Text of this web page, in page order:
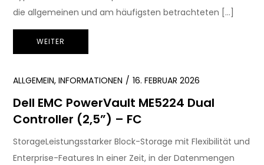
die allgemeinen und am häufigsten betrachteten […]
WEITER
ALLGEMEIN,INFORMATIONEN 16. FEBRUAR 2026
Dell EMC PowerVault ME5224 Dual
Controller (2,5”) – FC
StorageLeistungsstarker Block-Storage mit Flexibilität und
Enterprise-Features In einer Zeit, in der Datenmengen